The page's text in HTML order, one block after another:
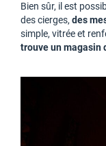
Bien sûr, il est
des cierges, des
simple, vitrée et
trouve un magasin